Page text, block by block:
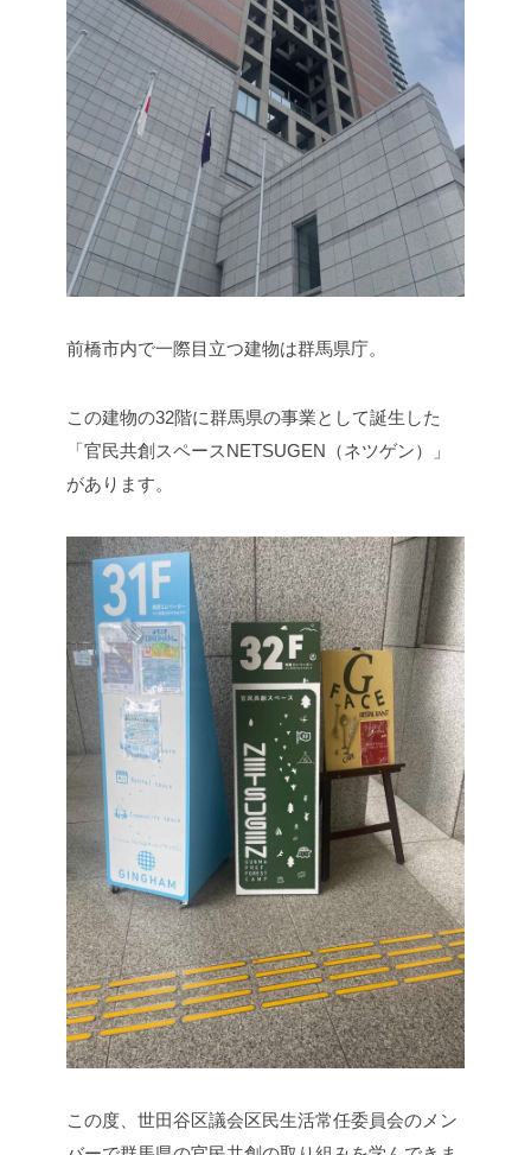
前橋市内で一際目立つ建物は群馬県庁。
この建物の32階に群馬県の事業として誕生した
「官民共創スペースNETSUGEN（ネツゲン）」
があります。
この度、世田谷区議会区民生活常任委員会のメン